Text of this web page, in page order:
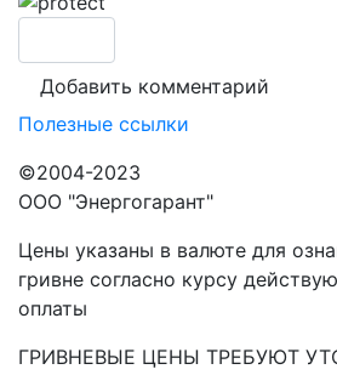
Полезные ссылки
©2004-2023
ООО "Энергогарант"
Цены указаны в валюте для
гривне согласно курсу
оплаты
ГРИВНЕВЫЕ ЦЕНЫ ТРЕБУЮТ